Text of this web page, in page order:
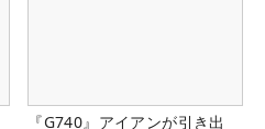
『G740』アイアンが引き出